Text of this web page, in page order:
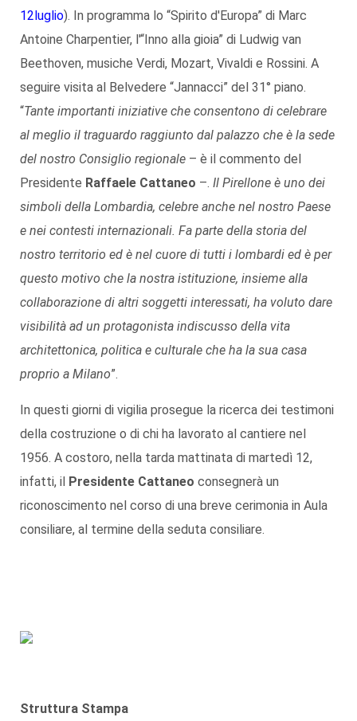
12luglio). In programma lo “Spirito d'Europa” di Marc
Antoine Charpentier, l'“Inno alla gioia” di Ludwig van
Beethoven, musiche Verdi, Mozart, Vivaldi e Rossini. A
seguire visita al Belvedere “Jannacci” del 31° piano.
“Tante importanti iniziative che consentono di celebrare
al meglio il traguardo raggiunto dal palazzo che è la sede
del nostro Consiglio regionale – è il commento del
Presidente Raffaele Cattaneo –. Il Pirellone è uno dei
simboli della Lombardia, celebre anche nel nostro Paese
e nei contesti internazionali. Fa parte della storia del
nostro territorio ed è nel cuore di tutti i lombardi ed è per
questo motivo che la nostra istituzione, insieme alla
collaborazione di altri soggetti interessati, ha voluto dare
visibilità ad un protagonista indiscusso della vita
architettonica, politica e culturale che ha la sua casa
proprio a Milano”.
In questi giorni di vigilia prosegue la ricerca dei testimoni
della costruzione o di chi ha lavorato al cantiere nel
1956. A costoro, nella tarda mattinata di martedì 12,
infatti, il Presidente Cattaneo consegnerà un
riconoscimento nel corso di una breve cerimonia in Aula
consiliare, al termine della seduta consiliare.
Struttura Stampa